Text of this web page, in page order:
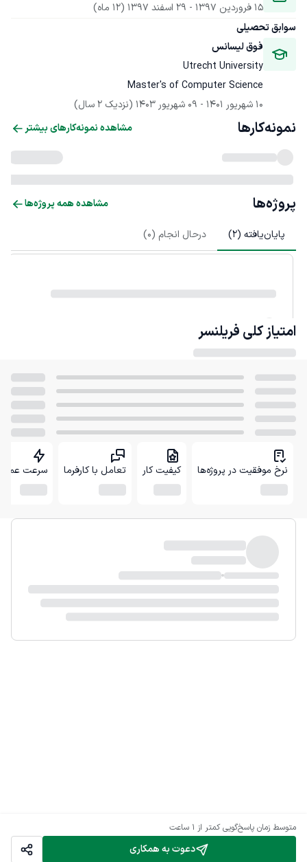
دعوت به همکاری
متوسط زمان پاسخ‌گویی کمتر از 1 ساعت
15 فروردین 1397
- 29 اسفند 1397
(12 ماه)
سوابق تحصیلی
فوق لیسانس
Utrecht University
Master's of Computer Science
10 شهریور 1401
- 09 شهریور 1403 (نزدیک 2 سال)
نمونه‌کارها مشاهده نمونه‌کارهای بیشتر
پروژه‌ها مشاهده همه پروژه‌ها
پایان‌یافته (2
) درحال انجام (0
)
امتیاز کلی فریلنسر
نرخ موفقیت در پروژه‌ها کیفیت کار تعامل با کارفرما سرعت عمل